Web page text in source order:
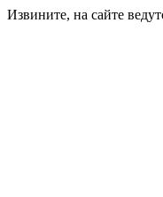
Извините, на сайте